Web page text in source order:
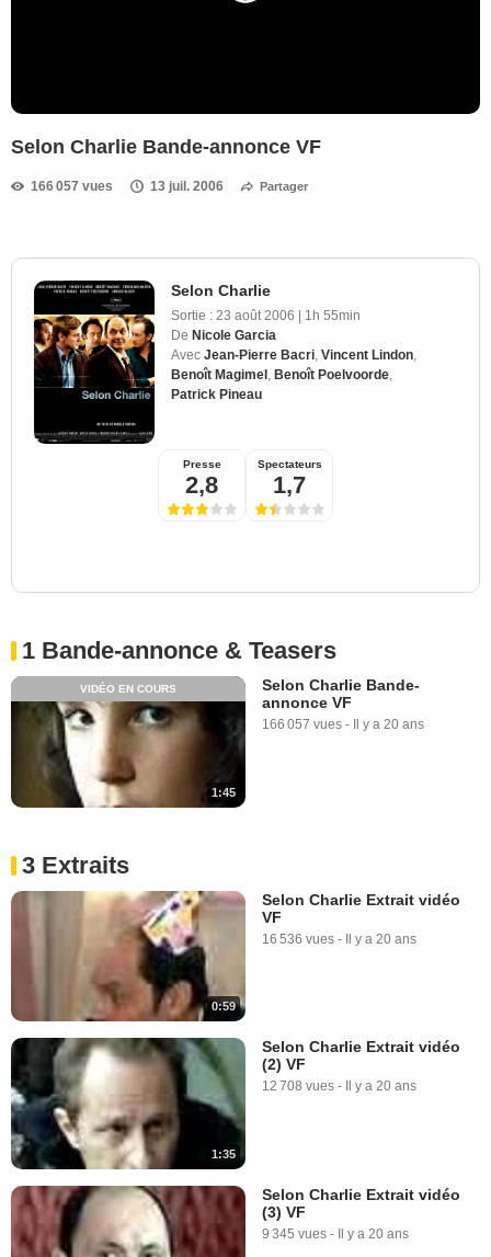
Selon Charlie Bande-annonce VF
166 057 vues 13 juil. 2006 Partager
Selon Charlie
Sortie : 23 août 2006 | 1h 55min
De Nicole Garcia
Avec Jean-Pierre Bacri Vincent Lindon
Benoît Magimel Benoît Poelvoorde
Patrick Pineau
Presse
2,8
Spectateurs
1,7
1 Bande-annonce & Teasers
1:45
VIDÉO EN COURS
Selon Charlie Bande-
annonce VF
166 057 vues - Il y a 20 ans
3 Extraits
0:59
Selon Charlie Extrait vidéo
VF
16 536 vues - Il y a 20 ans
1:35
Selon Charlie Extrait vidéo
(2) VF
12 708 vues - Il y a 20 ans
Selon Charlie Extrait vidéo
(3) VF
9 345 vues - Il y a 20 ans